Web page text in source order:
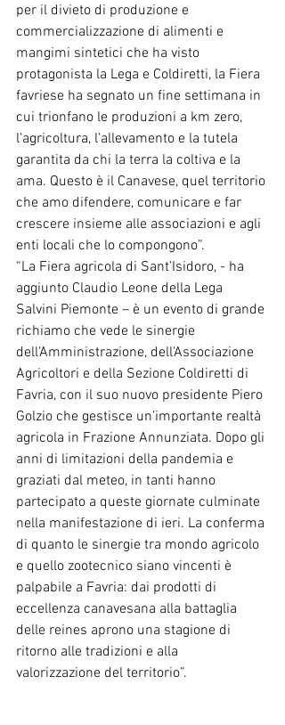
per il divieto di produzione e
commercializzazione di alimenti e
mangimi sintetici che ha visto
protagonista la Lega e Coldiretti, la Fiera
favriese ha segnato un fine settimana in
cui trionfano le produzioni a km zero,
l’agricoltura, l’allevamento e la tutela
garantita da chi la terra la coltiva e la
ama. Questo è il Canavese, quel territorio
che amo difendere, comunicare e far
crescere insieme alle associazioni e agli
enti locali che lo compongono”.
“La Fiera agricola di Sant’Isidoro, - ha
aggiunto Claudio Leone della Lega
Salvini Piemonte – è un evento di grande
richiamo che vede le sinergie
dell’Amministrazione, dell'Associazione
Agricoltori e della Sezione Coldiretti di
Favria, con il suo nuovo presidente Piero
Golzio che gestisce un’importante realtà
agricola in Frazione Annunziata. Dopo gli
anni di limitazioni della pandemia e
graziati dal meteo, in tanti hanno
partecipato a queste giornate culminate
nella manifestazione di ieri. La conferma
di quanto le sinergie tra mondo agricolo
e quello zootecnico siano vincenti è
palpabile a Favria: dai prodotti di
eccellenza canavesana alla battaglia
delle reines aprono una stagione di
ritorno alle tradizioni e alla
valorizzazione del territorio”.